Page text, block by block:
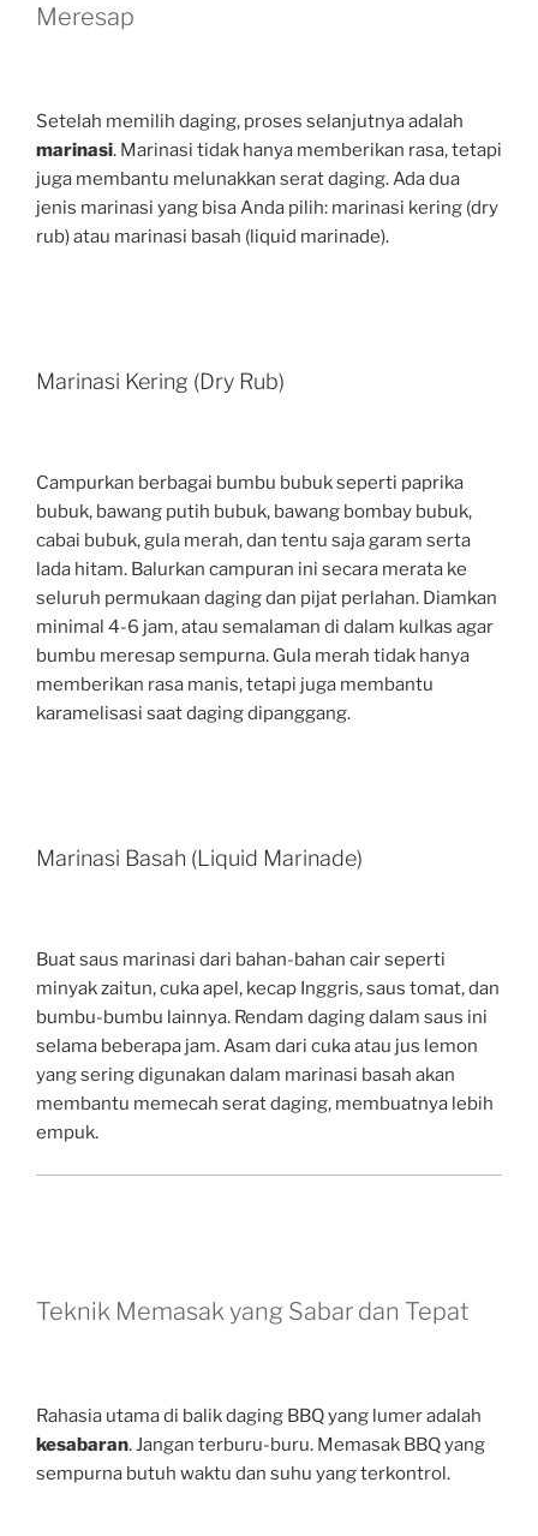
Meresap
Setelah memilih daging, proses selanjutnya adalah
marinasi. Marinasi tidak hanya memberikan rasa, tetapi
juga membantu melunakkan serat daging. Ada dua
jenis marinasi yang bisa Anda pilih: marinasi kering (dry
rub) atau marinasi basah (liquid marinade).
Marinasi Kering (Dry Rub)
Campurkan berbagai bumbu bubuk seperti paprika
bubuk, bawang putih bubuk, bawang bombay bubuk,
cabai bubuk, gula merah, dan tentu saja garam serta
lada hitam. Balurkan campuran ini secara merata ke
seluruh permukaan daging dan pijat perlahan. Diamkan
minimal 4-6 jam, atau semalaman di dalam kulkas agar
bumbu meresap sempurna. Gula merah tidak hanya
memberikan rasa manis, tetapi juga membantu
karamelisasi saat daging dipanggang.
Marinasi Basah (Liquid Marinade)
Buat saus marinasi dari bahan-bahan cair seperti
minyak zaitun, cuka apel, kecap Inggris, saus tomat, dan
bumbu-bumbu lainnya. Rendam daging dalam saus ini
selama beberapa jam. Asam dari cuka atau jus lemon
yang sering digunakan dalam marinasi basah akan
membantu memecah serat daging, membuatnya lebih
empuk.
Teknik Memasak yang Sabar dan Tepat
Rahasia utama di balik daging BBQ yang lumer adalah
kesabaran. Jangan terburu-buru. Memasak BBQ yang
sempurna butuh waktu dan suhu yang terkontrol.